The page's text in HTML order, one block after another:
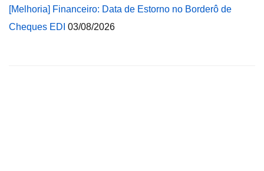
[Melhoria] Financeiro: Data de Estorno no Borderô de
Cheques EDI 03/08/2026